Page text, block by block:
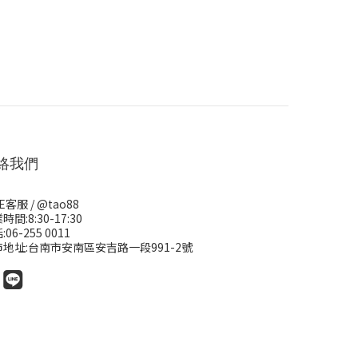
我們
客服 /@tao88
時間:8:30-17:30
:06-255 0011
地址:台南市安南區安吉路一段991-2號